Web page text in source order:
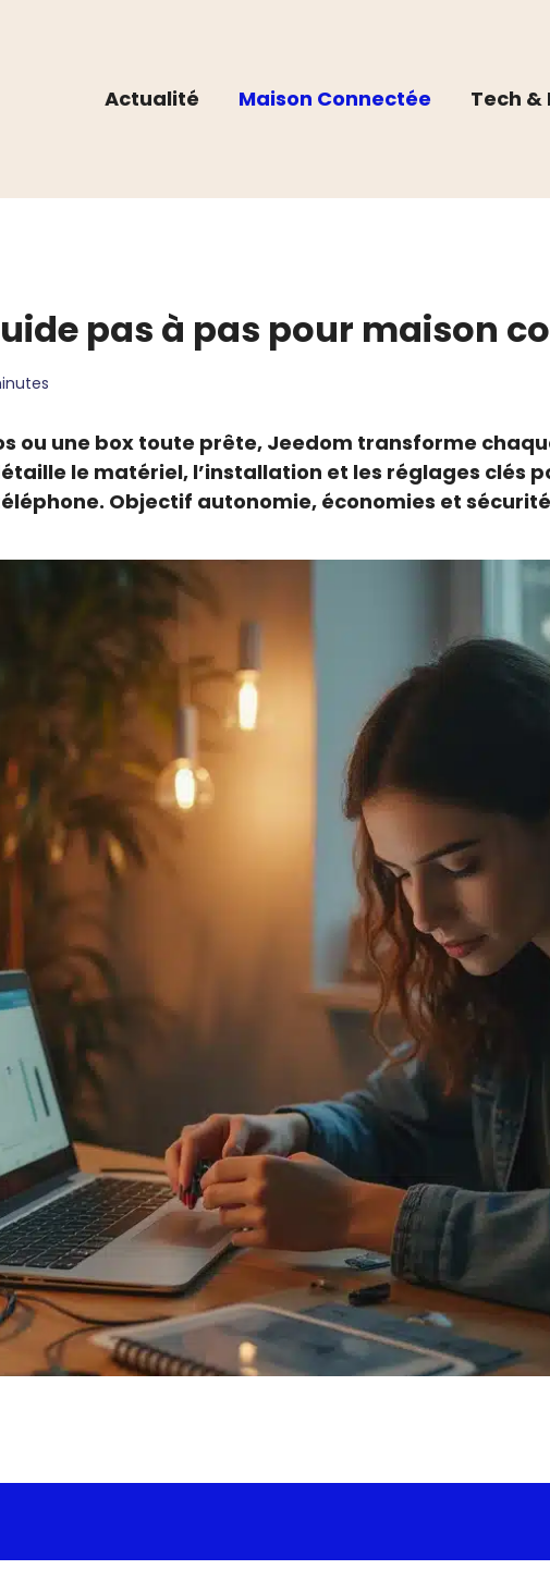
Actualité
Maison Connectée Tech
pas à pas pour maison
ou une box toute prête, Jeedom transforme
le matériel, l’installation et les réglages clés
Objectif autonomie, économies et